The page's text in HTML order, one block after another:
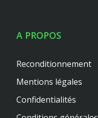
A PROPOS
Reconditionnement
Mentions légales
Confidentialités